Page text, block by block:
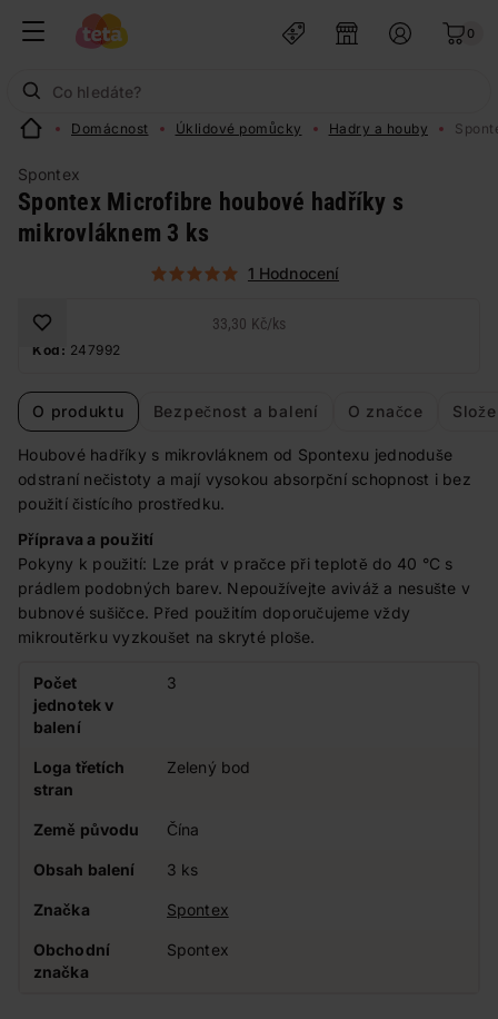
0
Domácnost Úklidové pomůcky Hadry a houby
Spontex
Spontex Microfibre houbové hadříky s
mikrovláknem 3 ks
1 Hodnocení
33,30 Kč/ks
Kód: 247992
O produktu Bezpečnost a balení O značce
Houbové hadříky s mikrovláknem od Spontexu jednoduše
odstraní nečistoty a mají vysokou absorpční schopnost i bez
použití čistícího prostředku.
Příprava a použití
Pokyny k použití: Lze prát v pračce při teplotě do 40 °C s
prádlem podobných barev. Nepoužívejte aviváž a nesušte v
bubnové sušičce. Před použitím doporučujeme vždy
mikroutěrku vyzkoušet na skryté ploše.
Počet
jednotek v
balení
3
Loga třetích
stran
Zelený bod
Země původu Čína
Obsah balení 3 ks
Značka Spontex
Obchodní
značka
Spontex